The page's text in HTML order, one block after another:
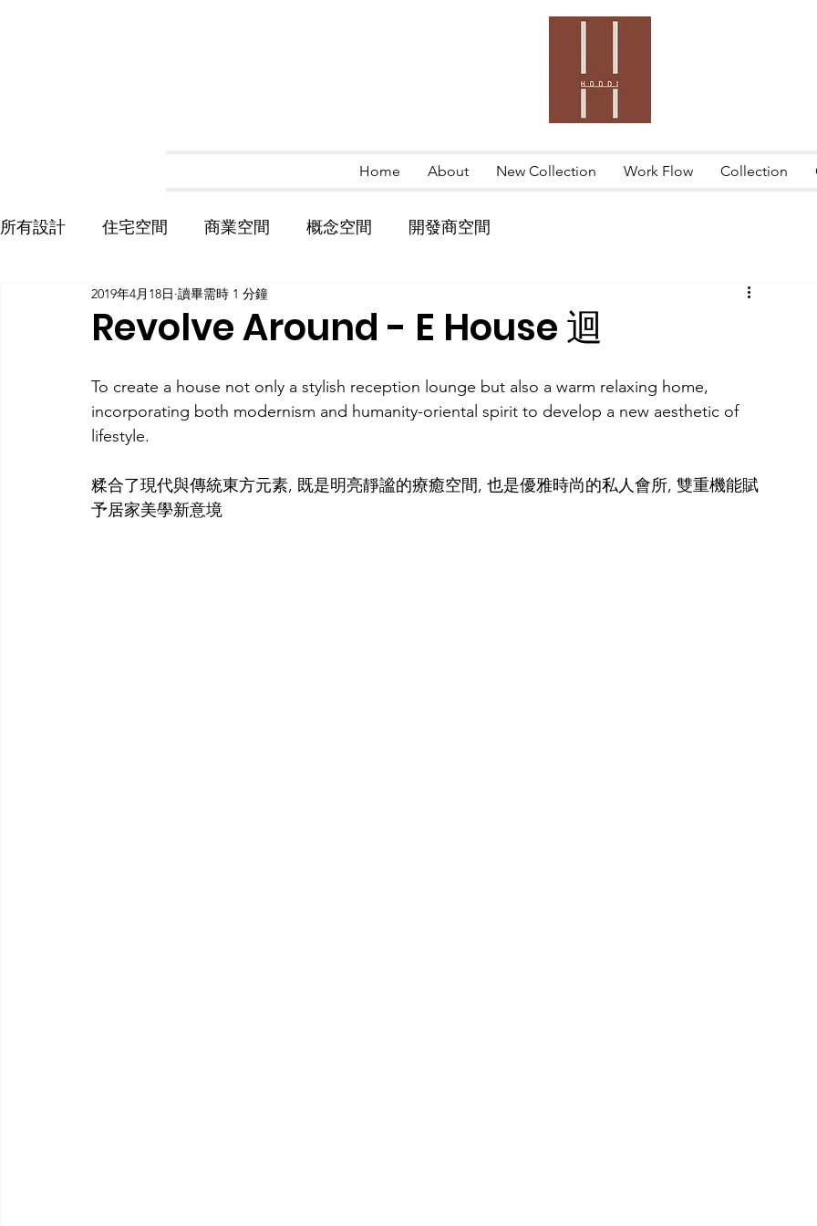
Home About New Collection Work Flow Collection
所有設計 住宅空間 商業空間 概念空間 開發商空間
Revolve Around - E House 迴
2019年4月18日 讀畢需時 1 分鐘
To create a house not only a stylish reception lounge but also a warm relaxing home,
incorporating both modernism and humanity-oriental spirit to develop a new aesthetic of
lifestyle.
糅合了現代與傳統東方元素, 既是明亮靜謐的療癒空間, 也是優雅時尚的私人會所, 雙重機能賦
予居家美學新意境